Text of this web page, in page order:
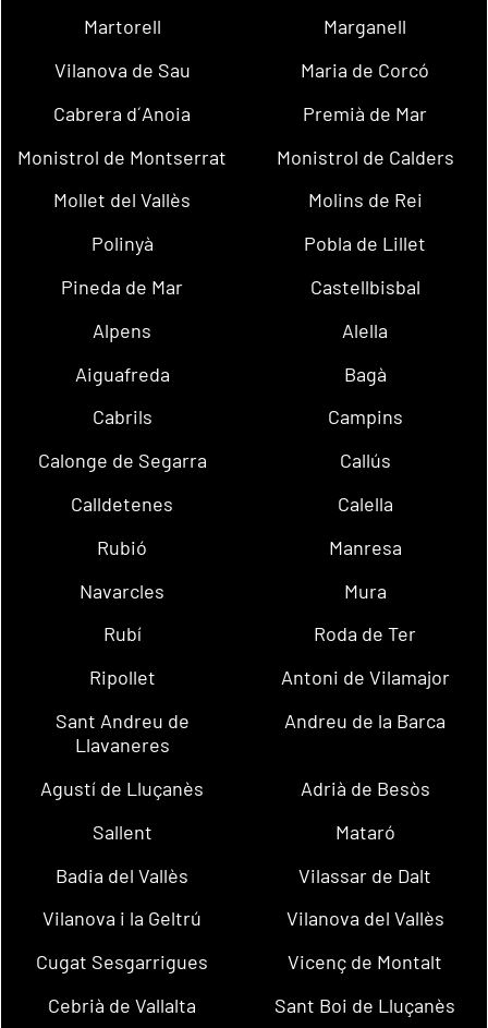
Martorell
Marganell
Vilanova de Sau
Maria de Corcó
Cabrera d´Anoia
Premià de Mar
Monistrol de Montserrat
Monistrol de Calders
Mollet del Vallès
Molins de Rei
Polinyà
Pobla de Lillet
Pineda de Mar
Castellbisbal
Alpens
Alella
Aiguafreda
Bagà
Cabrils
Campins
Calonge de Segarra
Callús
Calldetenes
Calella
Rubió
Manresa
Navarcles
Mura
Rubí
Roda de Ter
Ripollet
Antoni de Vilamajor
Sant Andreu de
Llavaneres
Andreu de la Barca
Agustí de Lluçanès
Adrià de Besòs
Sallent
Mataró
Badia del Vallès
Vilassar de Dalt
Vilanova i la Geltrú
Vilanova del Vallès
Cugat Sesgarrigues
Vicenç de Montalt
Cebrià de Vallalta
Sant Boi de Lluçanès